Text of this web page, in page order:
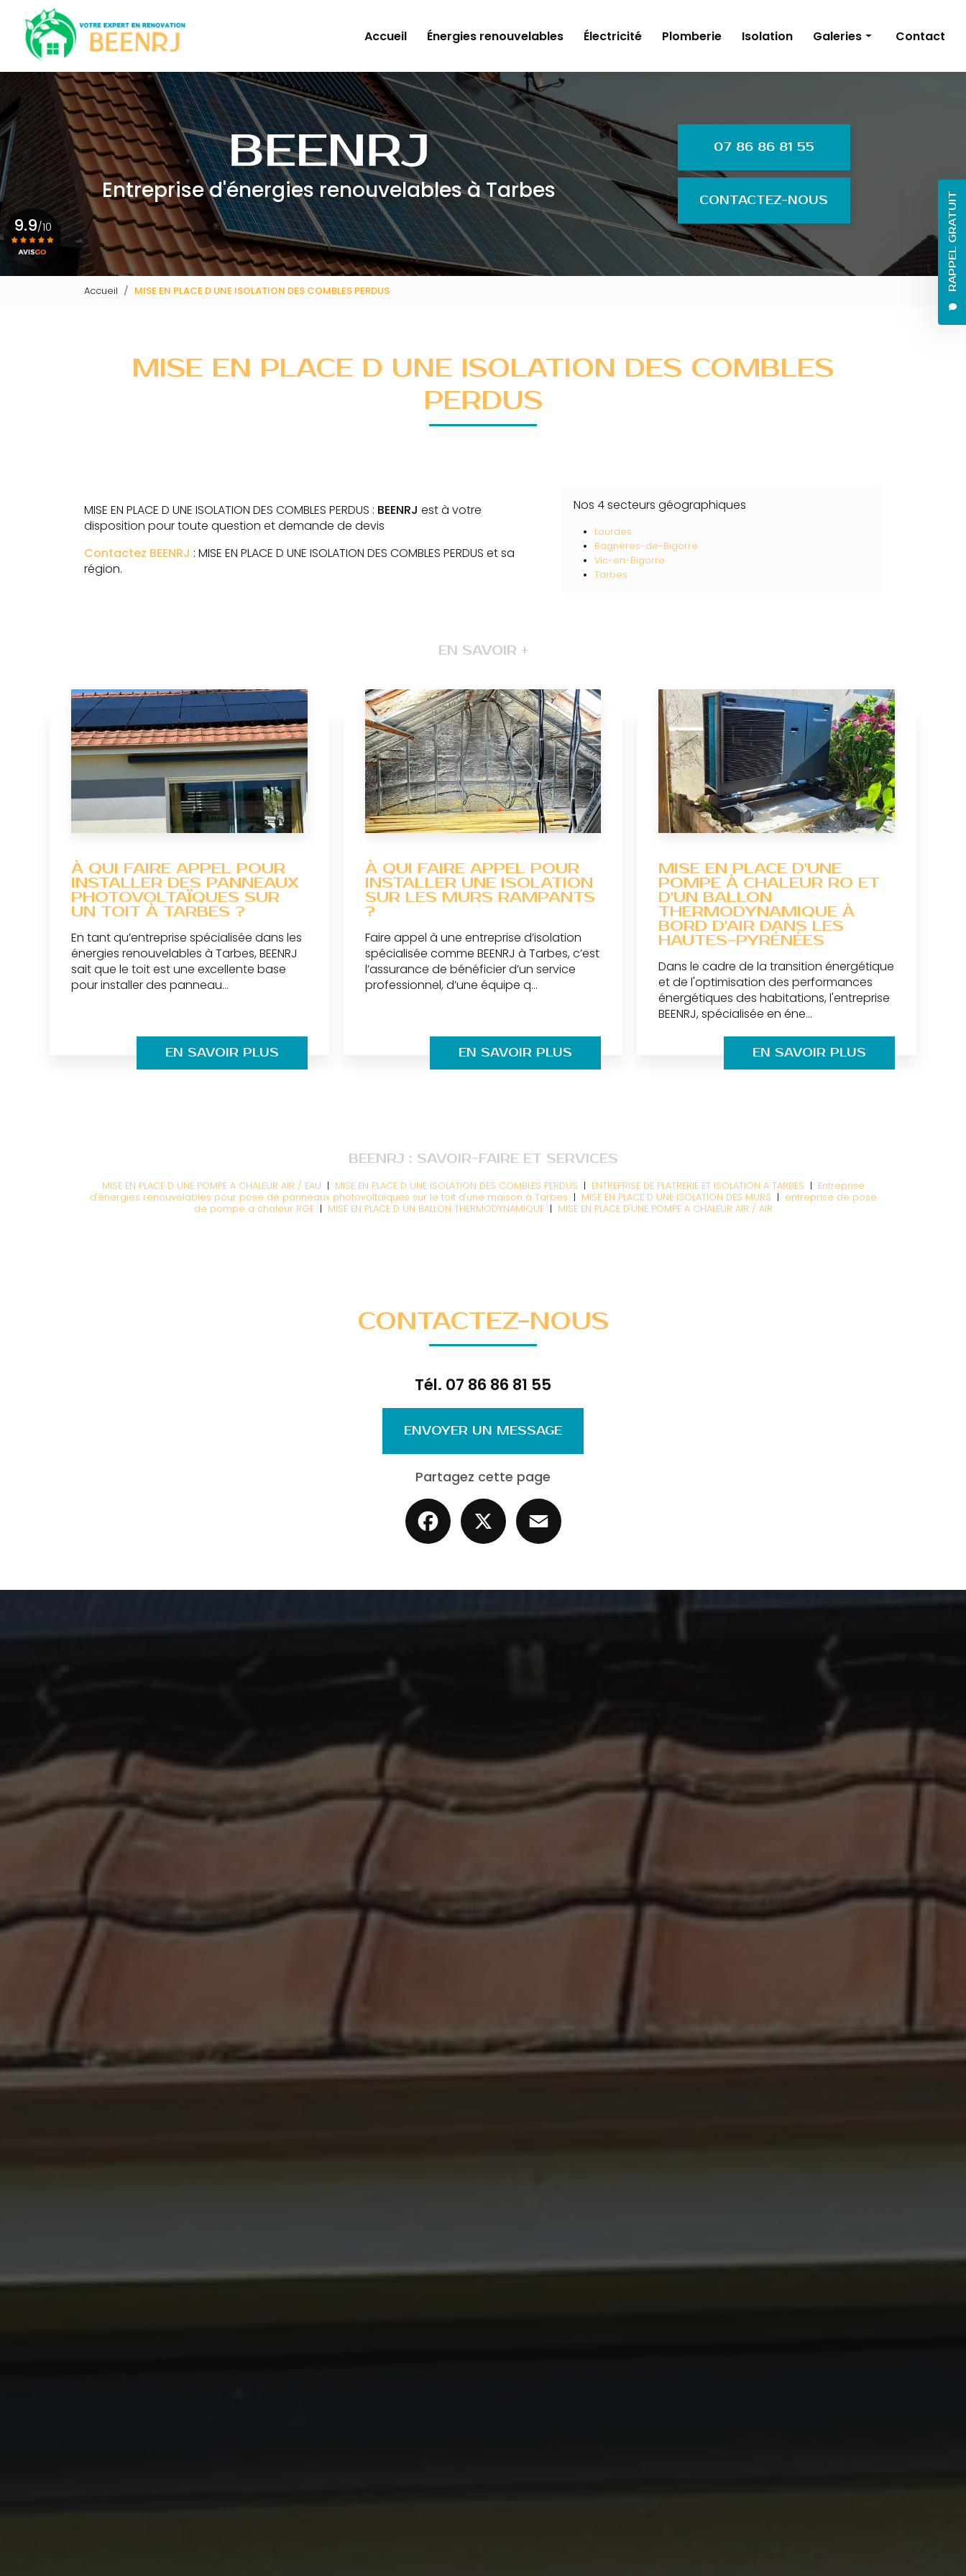
contenu
principal
RAPPEL GRATUIT
Accueil
Énergies renouvelables Électricité Plomberie Isolation Galeries Contact
Entreprise d'énergies renouvelables à Tarbes
07 86 86 81 55
CONTACTEZ-NOUS
9.9/10
Accueil MISE EN PLACE D UNE ISOLATION DES COMBLES PERDUS
MISE EN PLACE D UNE ISOLATION DES COMBLES
PERDUS
MISE EN PLACE D UNE ISOLATION DES COMBLES PERDUS : BEENRJ est à votre
disposition pour toute question et demande de devis
Contactez BEENRJ : MISE EN PLACE D UNE ISOLATION DES COMBLES PERDUS et sa
région.
Nos 4 secteurs géographiques
Lourdes
Bagnères-de-Bigorre
Vic-en-Bigorre
Tarbes
EN SAVOIR +
À QUI FAIRE APPEL POUR
INSTALLER DES PANNEAUX
PHOTOVOLTAÏQUES SUR
UN TOIT À TARBES ?
En tant qu’entreprise spécialisée dans les
énergies renouvelables à Tarbes, BEENRJ
sait que le toit est une excellente base
pour installer des panneau...
EN SAVOIR PLUS
À QUI FAIRE APPEL POUR
INSTALLER UNE ISOLATION
SUR LES MURS RAMPANTS
?
Faire appel à une entreprise d’isolation
spécialisée comme BEENRJ à Tarbes, c’est
l’assurance de bénéficier d’un service
professionnel, d’une équipe q...
EN SAVOIR PLUS
MISE EN PLACE D'UNE
POMPE À CHALEUR RO ET
D'UN BALLON
THERMODYNAMIQUE À
BORD D'AIR DANS LES
HAUTES-PYRÉNÉES
Dans le cadre de la transition énergétique
et de l'optimisation des performances
énergétiques des habitations, l'entreprise
BEENRJ, spécialisée en éne...
EN SAVOIR PLUS
BEENRJ : SAVOIR-FAIRE ET SERVICES
MISE EN PLACE D UNE POMPE A CHALEUR AIR / EAU | MISE EN PLACE D UNE ISOLATION DES COMBLES PERDUS | ENTREPRISE DE PLATRERIE ET ISOLATION A TARBES | Entreprise
d'énergies renouvelables pour pose de panneaux photovoltaïques sur le toit d'une maison à Tarbes | MISE EN PLACE D UNE ISOLATION DES MURS | entreprise de pose
de pompe a chaleur RGE| MISE EN PLACE D UN BALLON THERMODYNAMIQUE| MISE EN PLACE D'UNE POMPE A CHALEUR AIR / AIR
CONTACTEZ-NOUS
Tél. 07 86 86 81 55
ENVOYER UN MESSAGE
Partagez cette page
Facebook